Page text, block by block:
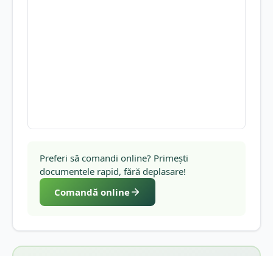
Preferi să comandi online? Primești
documentele rapid, fără deplasare!
Comandă online